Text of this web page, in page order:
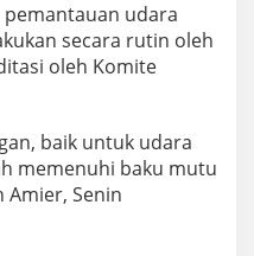
udara
secara rutin oleh
oleh Komite
baik untuk udara
memenuhi baku mutu
Amier, Senin